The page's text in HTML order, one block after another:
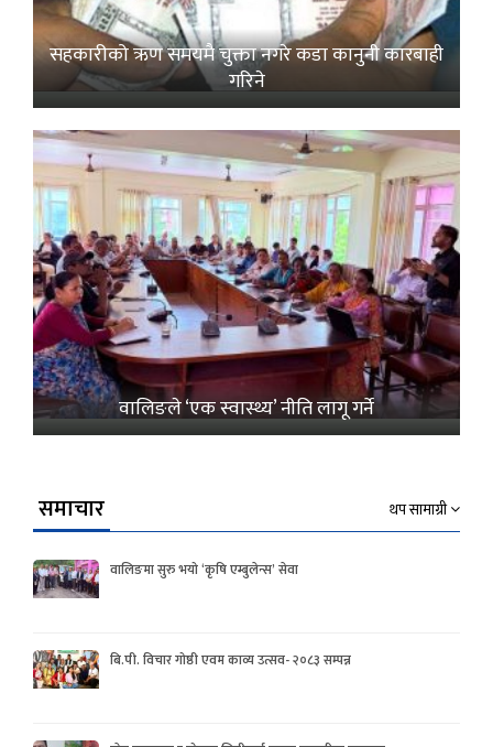
सहकारीको ऋण समयमै चुक्ता नगरे कडा कानुनी कारबाही
गरिने
वालिङले ‘एक स्वास्थ्य’ नीति लागू गर्ने
समाचार थप सामाग्री
वालिङमा सुरु भयो ‘कृषि एम्बुलेन्स’ सेवा
बि.पी. विचार गोष्ठी एवम काव्य उत्सव- २०८३ सम्पन्न